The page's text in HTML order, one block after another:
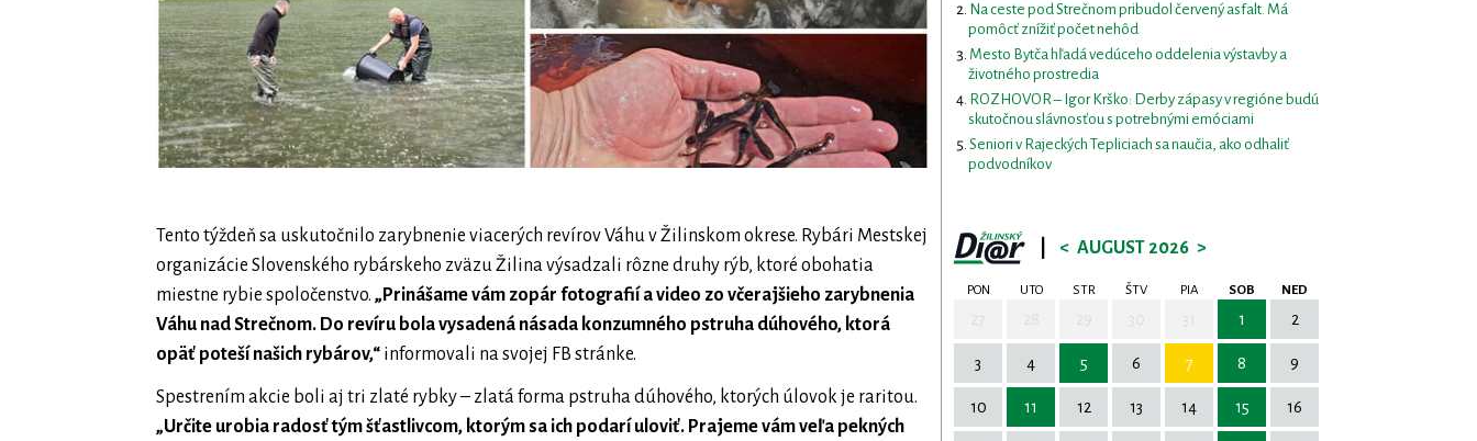
Tento týždeň sa uskutočnilo zarybnenie viacerých revírov Váhu v Žilinskom okrese. Rybári Mestskej
organizácie Slovenského rybárskeho zväzu Žilina výsadzali rôzne druhy rýb, ktoré obohatia
miestne rybie spoločenstvo. „Prinášame vám zopár fotografií a video zo včerajšieho zarybnenia
Váhu nad Strečnom. Do revíru bola vysadená násada konzumného pstruha dúhového, ktorá
opäť poteší našich rybárov,“ informovali na svojej FB stránke.
Spestrením akcie boli aj tri zlaté rybky – zlatá forma pstruha dúhového, ktorých úlovok je raritou.
„Určite urobia radosť tým šťastlivcom, ktorým sa ich podarí uloviť. Prajeme vám veľa pekných
Na ceste pod Strečnom pribudol červený asfalt. Má
pomôcť znížiť počet nehôd
Mesto Bytča hľadá vedúceho oddelenia výstavby a
životného prostredia
ROZHOVOR – Igor Krško: Derby zápasy v regióne budú
skutočnou slávnosťou s potrebnými emóciami
Seniori v Rajeckých Tepliciach sa naučia, ako odhaliť
podvodníkov
< AUGUST 2026 >
PON UTO STR ŠTV PIA SOB NED
1 2
3 4 5 6 7 8 9
10 11 12 13 14 15 16